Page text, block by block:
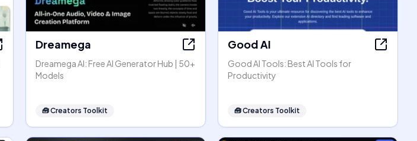
Dreamega
Dreamega AI: Free AI Generator Hub | 50+
Models
🧰Creators Toolkit
Good AI
Good AI Tools: Best AI Tools for
Productivity
🧰Creators Toolkit